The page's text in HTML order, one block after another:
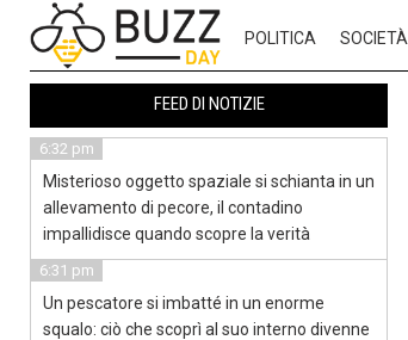
POLITICA SOCIETÀ
FEED DI NOTIZIE
6:32 pm
Misterioso oggetto spaziale si schianta in un
allevamento di pecore, il contadino
impallidisce quando scopre la verità
6:31 pm
Un pescatore si imbatté in un enorme
squalo: ciò che scoprì al suo interno divenne